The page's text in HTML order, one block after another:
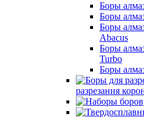
Боры
Боры
Боры
Abacus
Боры
Turbo
Боры
разрезания